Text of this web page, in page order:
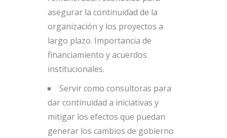
asegurar la continuidad de la
organización y los proyectos a
largo plazo. Importancia de
financiamiento y acuerdos
institucionales.
Servir como consultoras para
dar continuidad a iniciativas y
mitigar los efectos que puedan
generar los cambios de gobierno